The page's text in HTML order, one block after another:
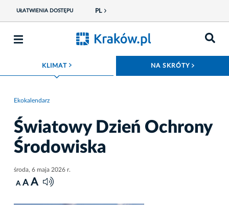
UŁATWIENIA DOSTĘPU PL
KLIMAT ROZWIŃ MENU NA SKRÓTY
Ekokalendarz
Światowy Dzień Ochrony
Środowiska
środa, 6 maja 2026 r.
A A A